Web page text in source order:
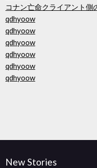
コナン亡命クライアント側
qdhyoow
qdhyoow
qdhyoow
qdhyoow
qdhyoow
qdhyoow
New Stories